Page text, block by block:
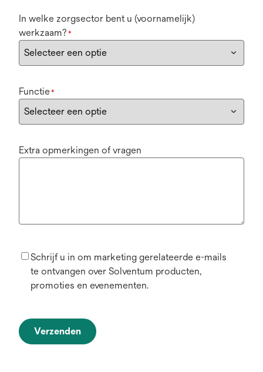
In welke zorgsector bent u (voornamelijk)
werkzaam? *
Functie*
Extra opmerkingen of vragen
Schrijf u in om marketing gerelateerde e-mails
te ontvangen over Solventum producten,
promoties en evenementen.
Verzenden